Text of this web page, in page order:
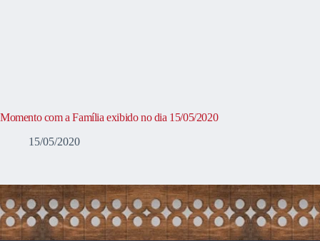
Momento com a Família exibido no dia 15/05/2020
15/05/2020